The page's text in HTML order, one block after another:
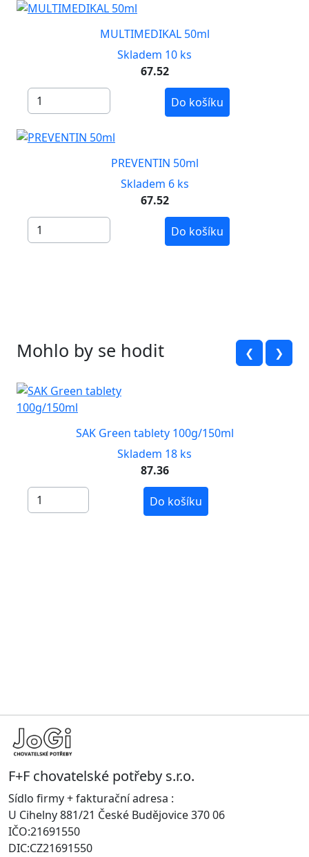
MULTIMEDIKAL 50ml
Skladem 10 ks
67.52
Do košíku
PREVENTIN 50ml
Skladem 6 ks
67.52
Do košíku
Mohlo by se hodit ❮ ❯
SAK Green tablety 100g/150ml
Skladem 18 ks
87.36
Do košíku
F+F chovatelské potřeby s.r.o.
Sídlo firmy + fakturační adresa :
U Cihelny 881/21 České Budějovice 370 06
IČO:21691550
DIC:CZ21691550